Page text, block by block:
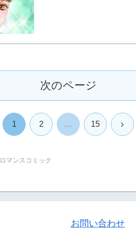
次のページ
1 2 … 15 次
ロマンスコミック
お問い合わせ